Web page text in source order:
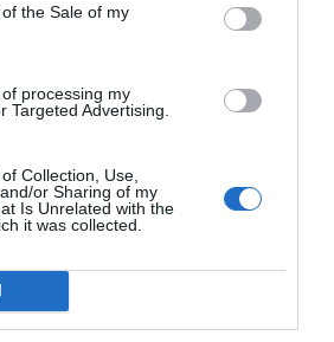
the Sale of my
processing my
Targeted Advertising.
Collection, Use,
or Sharing of my
Is Unrelated with the
it was collected.
siempre había sido la
qué motivo? ¿Para
que después tampoco
¿Por qué de todo
la verdad es que el
equipo donde su gran núcleo
e integrado por jugadores de